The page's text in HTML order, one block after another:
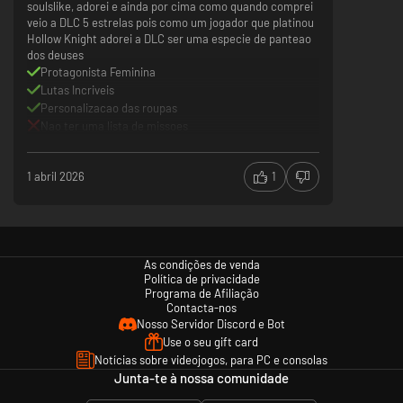
◆ Diversos tipos de armas com uma quantidade maior!
◆ Troque livremente entre diferentes habilidades de combate usando
◆ O mecanismo de transformação na mão esquerda pode acionar até
dezenas de “estilos”, fornecendo uma variedade de ataques e suporte de
◆ Usando vários sistemas, combine várias técnicas de combate para
obter vantagem na troca constante de ofensa e defesa.
soulslike, adorei e ainda por cima como quando comprei
veio a DLC 5 estrelas pois como um jogador que platinou
Hollow Knight adorei a DLC ser uma especie de panteao
dos deuses
Protagonista Feminina
Lutas Incriveis
Personalizacao das roupas
1 abril 2026 1
As condições de venda
Política de privacidade
Programa de Afiliação
Contacta-nos
Nosso Servidor Discord e Bot
Use o seu gift card
Notícias sobre videojogos, para PC e consolas
Junta-te à nossa comunidade